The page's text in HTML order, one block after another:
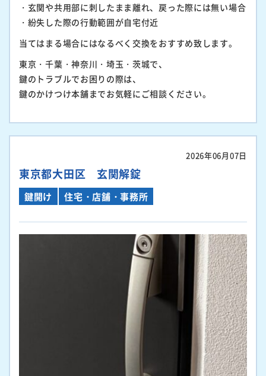
・玄関や共用部に刺したまま離れ、戻った際には無い場合
・紛失した際の行動範囲が自宅付近
当てはまる場合にはなるべく交換をおすすめ致します。
東京・千葉・神奈川・埼玉・茨城で、
鍵のトラブルでお困りの際は、
鍵のかけつけ本舗までお気軽にご相談ください。
2026年06月07日
東京都大田区 玄関解錠
鍵開け 住宅・店舗・事務所